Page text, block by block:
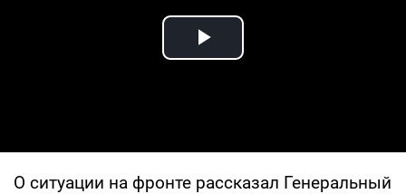
Play Video
О ситуации на фронте рассказал Генеральный